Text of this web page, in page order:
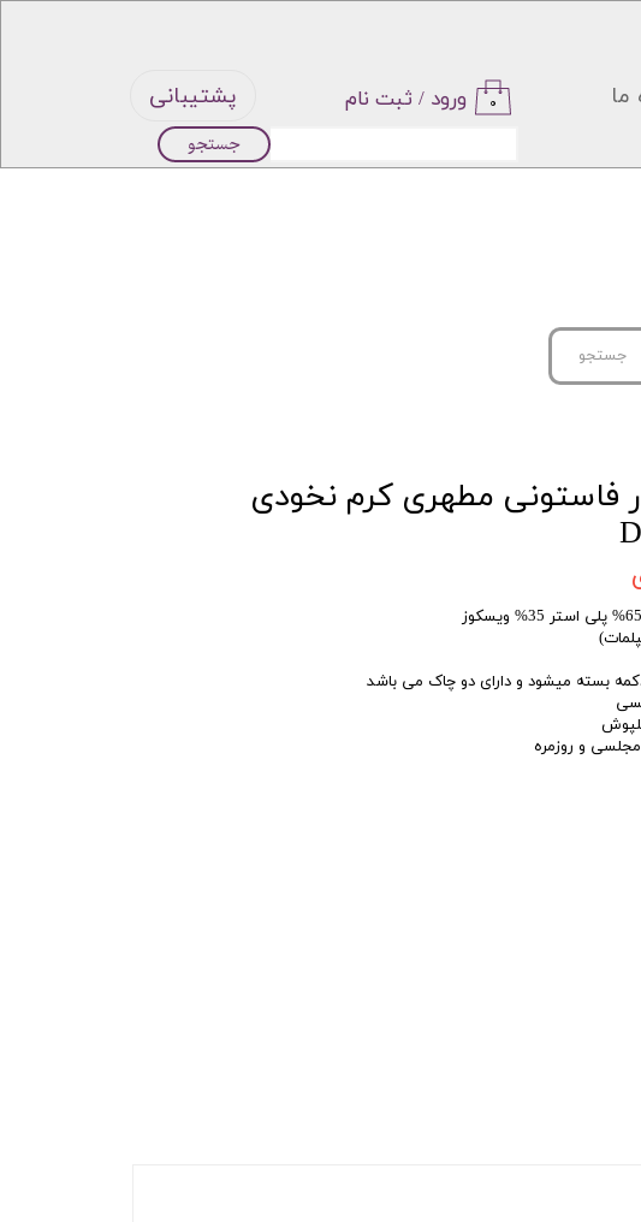
ورود / ثبت نام
حساب
حساب
ما ۰ پشتیبانی
جستجو
فاستونی مطهری کرم نخودی
بسته میشود و دارای دو چاک می باشد
و روزمره
جستجو